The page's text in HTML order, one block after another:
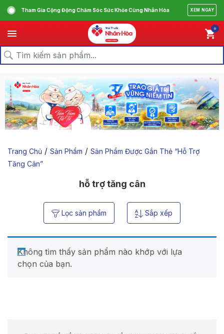
Tham Gia Cộng Động Chăm Sóc Sức Khỏe Cùng Nhân Hòa XEM NGAY
0
Trang Chủ / Sản Phẩm / Sản Phẩm Được Gắn Thẻ “hỗ Trợ
Tăng Cân”
hỗ trợ tăng cân
Lọc sản phẩm Sắp xếp
Không tìm thấy sản phẩm nào khớp với lựa
chọn của bạn.